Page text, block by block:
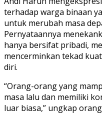
terhadap warga binaan
untuk merubah masa
Pernyataannya
hanya bersifat pribadi,
mencerminkan tekad
diri.
“Orang-orang yang
masa lalu dan memiliki
luar biasa,” ungkap